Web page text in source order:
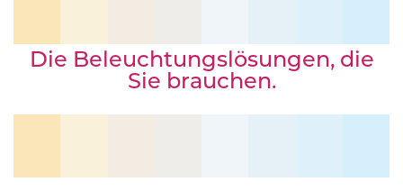
Die Beleuchtungslösungen, die
Sie brauchen.